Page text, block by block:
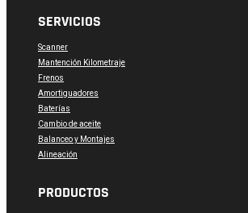
SERVICIOS
Scanner
Mantención Kilometraje
Frenos
Amortiguadores
Baterías
Cambio de aceite
Balanceo y Montajes
Alineación
PRODUCTOS